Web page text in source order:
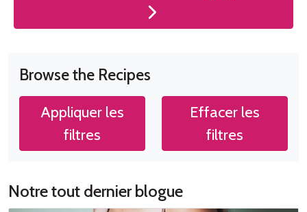
Browse the Recipes
Appliquer les
filtres
Effacer les
filtres
Notre tout dernier blogue